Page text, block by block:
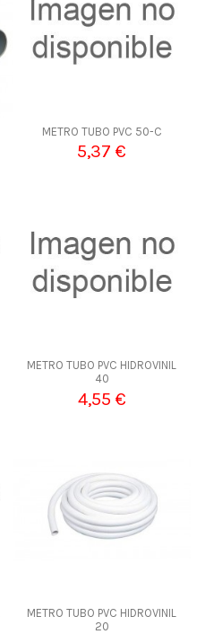
METRO TUBO PVC 50-C
5,37 €
METRO TUBO PVC HIDROVINIL
40
4,55 €
METRO TUBO PVC HIDROVINIL
20